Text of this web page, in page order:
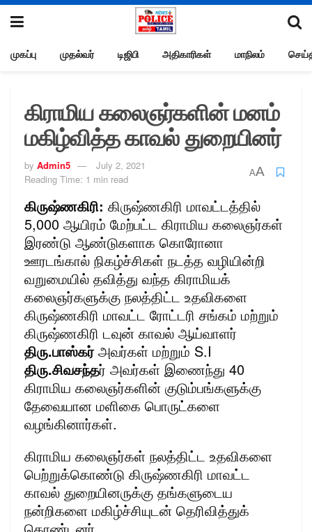
முகப்பு முதல்வர் டிஜிபி அதிகாரிகள் மாநிலம்
கிராமிய கலைஞர்களின் மனம்
மகிழ்வித்த காவல் துறையினர்
by Admin5
July 2, 2021
Reading Time: 1 min read
AA
கிருஷ்ணகிரி: கிருஷ்ணகிரி மாவட்டத்தில்
5,000 ஆயிரம் மேற்பட்ட கிராமிய கலைஞர்கள்
இரண்டு ஆண்டுகளாக கொரோனா
ஊரடங்கால் நிகழ்ச்சிகள் நடத்த வழியின்றி
வறுமையில் தவித்து வந்த கிராமியக்
கலைஞர்களுக்கு நலத்திட்ட உதவிகளை
கிருஷ்ணகிரி மாவட்ட ரோட்டரி சங்கம் மற்றும்
கிருஷ்ணகிரி டவுன் காவல் ஆய்வாளர்
திரு.பாஸ்கர்அவர்கள் மற்றும் S.I
திரு.சிவசந்தர் அவர்கள் இணைந்து 40
கிராமிய கலைஞர்களின் குடும்பங்களுக்கு
தேவையான மளிகை பொருட்களை
வழங்கினார்கள்.
கிராமிய கலைஞர்கள் நலத்திட்ட உதவிகளை
பெற்றுக்கொண்டு கிருஷ்ணகிரி மாவட்ட
காவல் துறையினருக்கு தங்களுடைய
நன்றிகளை மகிழ்ச்சியுடன் தெரிவித்துக்